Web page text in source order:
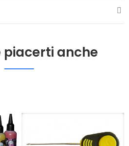
piacerti anche